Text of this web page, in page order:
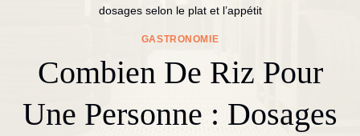
dosages selon le plat et l’appétit
GASTRONOMIE
Combien De Riz Pour
Une Personne : Dosages